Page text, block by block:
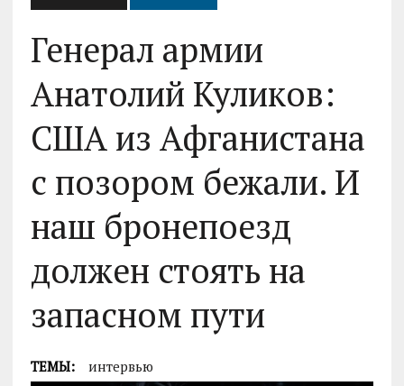
Генерал армии
Анатолий Куликов:
США из Афганистана
с позором бежали. И
наш бронепоезд
должен стоять на
запасном пути
ТЕМЫ: интервью